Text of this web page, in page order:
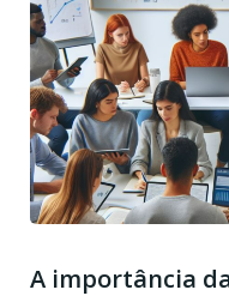
A importância